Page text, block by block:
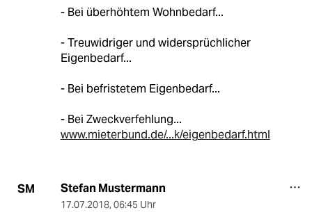
- Bei überhöhtem Wohnbedarf...
- Treuwidriger und widersprüchlicher
Eigenbedarf...
- Bei befristetem Eigenbedarf...
- Bei Zweckverfehlung...
www.mieterbund.de/...k/eigenbedarf.html
SM Stefan Mustermann
17.07.2018, 06:45 Uhr